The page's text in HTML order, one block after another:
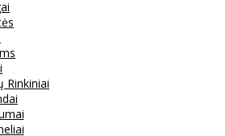
Rinkiniai